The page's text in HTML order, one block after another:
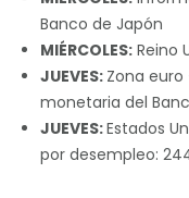
Banco de Japón
MIÉRCOLES: Reino
JUEVES: Zona
monetaria del
JUEVES:Estados
por desempleo: